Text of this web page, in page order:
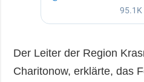
Der Leiter der Region
Charitonow, erklärte, das